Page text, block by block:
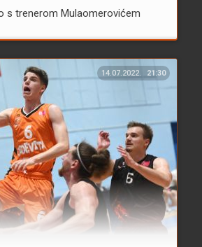
s trenerom Mulaomerovićem
14.07.2022. 21:30